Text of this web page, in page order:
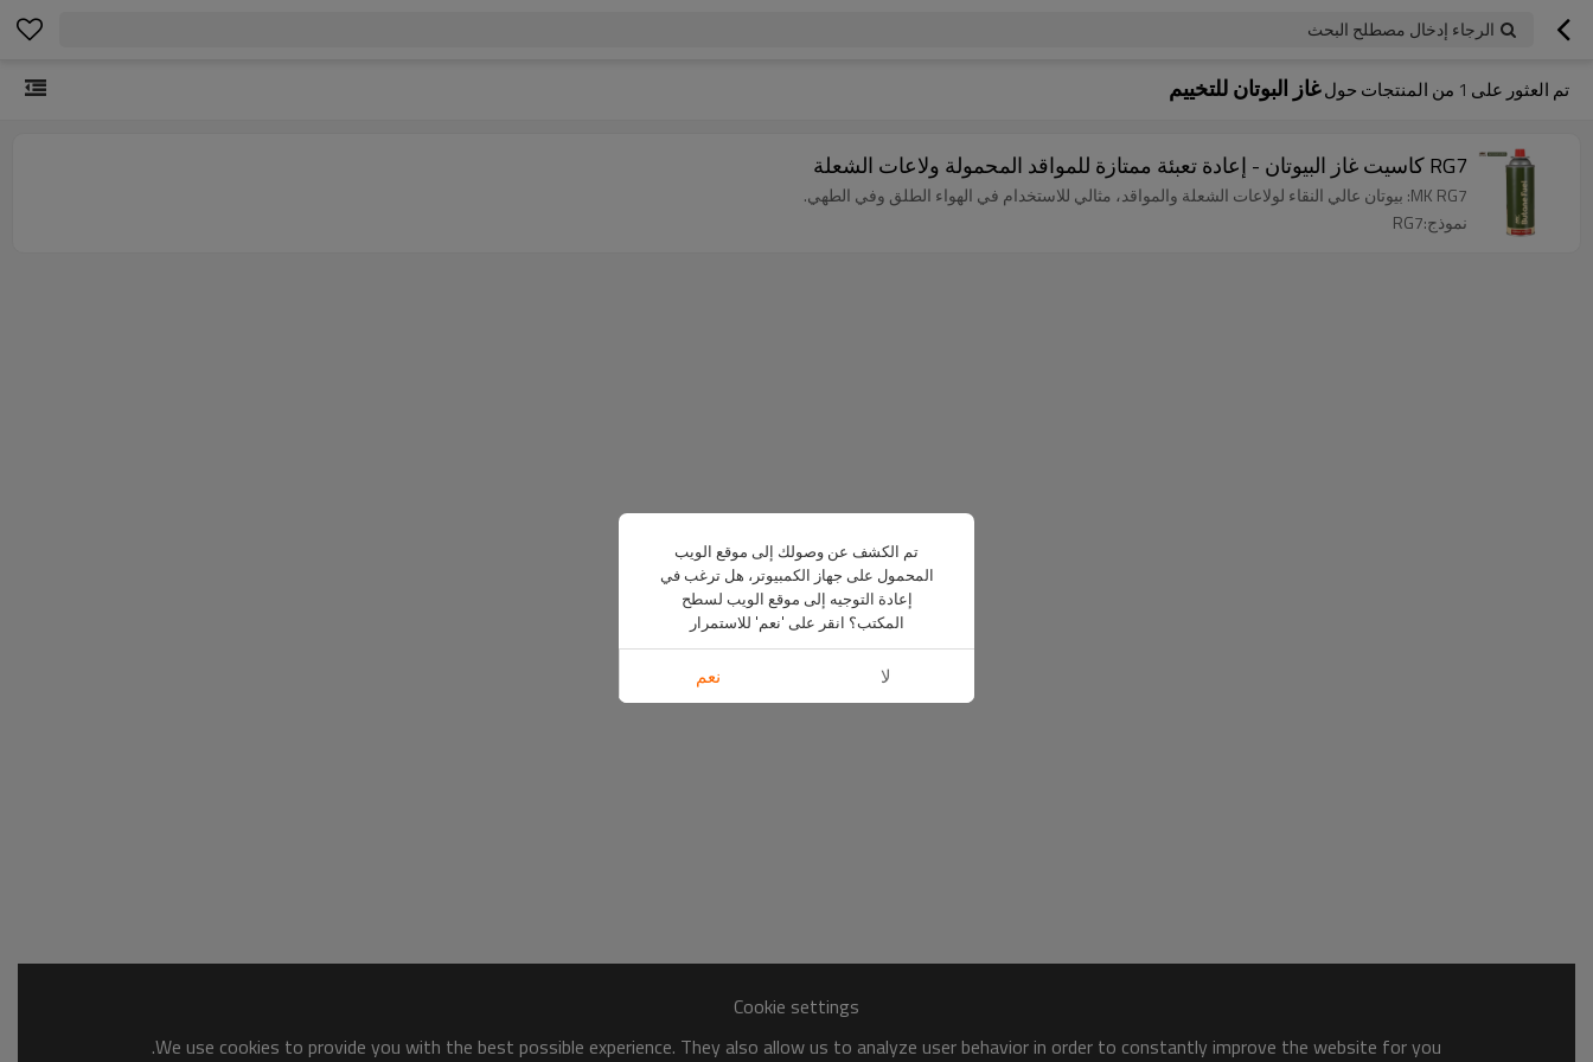
الرجاء إدخال مصطلح البحث
تم العثور على 1 من المنتجات حولغاز البوتان للتخييم
RG7 كاسيت غاز البيوتان - إعادة تعبئة ممتازة للمواقد المحمولة ولاعات الشعلة
MK RG7: بيوتان عالي النقاء لولاعات الشعلة والمواقد، مثالي للاستخدام في الهواء الطلق وفي الطهي.
نموذج:RG7
Cookie settings
We use cookies to provide you with the best possible experience. They also allow us to analyze user behavior in order to constantly improve the website for you.
تم الكشف عن وصولك إلى موقع الويب
المحمول على جهاز الكمبيوتر، هل ترغب في
إعادة التوجيه إلى موقع الويب لسطح
المكتب؟ انقر على 'نعم' للاستمرار
لا نعم